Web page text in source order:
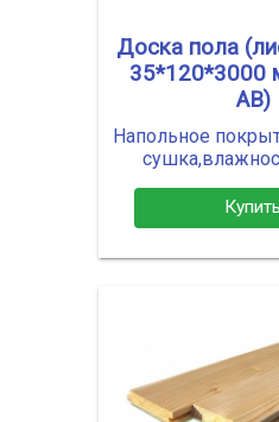
Доска пола
35*120*3000
АВ)
Напольное
Купить